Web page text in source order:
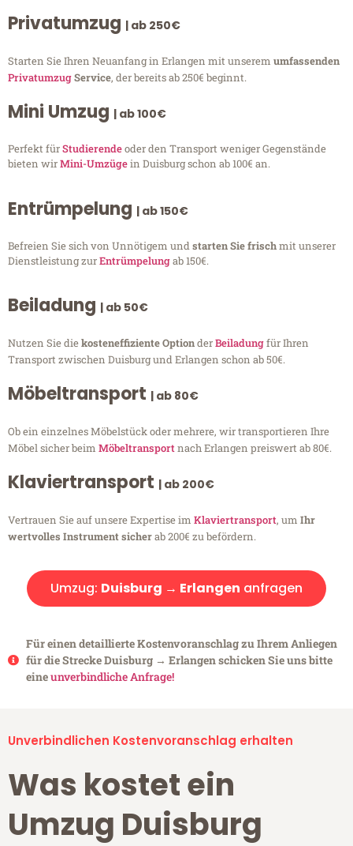
Privatumzug | ab 250€
Starten Sie Ihren Neuanfang in Erlangen mit unserem umfassenden
PrivatumzugService, der bereits ab 250€ beginnt.
Mini Umzug | ab 100€
Perfekt fürStudierendeoder den Transport weniger Gegenstände
bieten wirMini-Umzügein Duisburg schon ab 100€ an.
Entrümpelung | ab 150€
Befreien Sie sich von Unnötigem undstarten Sie frischmit unserer
Dienstleistung zurEntrümpelungab 150€.
Beiladung | ab 50€
Nutzen Sie diekosteneffiziente OptionderBeiladungfür Ihren
Transport zwischen Duisburg und Erlangen schon ab 50€.
Möbeltransport | ab 80€
Ob ein einzelnes Möbelstück oder mehrere, wir transportieren Ihre
Möbel sicher beim Möbeltransportnach Erlangen preiswert ab 80€.
Klaviertransport | ab 200€
Vertrauen Sie auf unsere Expertise im Klaviertransport, um Ihr
wertvolles Instrument sicherab 200€ zu befördern.
Umzug: Duisburg → Erlangen anfragen
Für einen detaillierte Kostenvoranschlag zu Ihrem Anliegen
für die Strecke Duisburg → Erlangen schicken Sie uns bitte
eineunverbindliche Anfrage!
Unverbindlichen Kostenvoranschlag erhalten
Was kostet ein
Umzug Duisburg